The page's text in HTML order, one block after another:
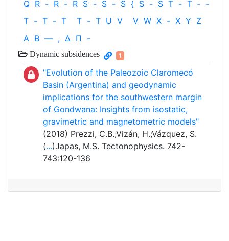
Q R - R - R S - S - S { S - S T - T ‐ -
T - T - T T - T U V V W X - X Y Z
Α Β — , Δ Π -
Dynamic subsidences 1
"Evolution of the Paleozoic Claromecó
Basin (Argentina) and geodynamic
implications for the southwestern margin
of Gondwana: Insights from isostatic,
gravimetric and magnetometric models"
(2018) Prezzi, C.B.;Vizán, H.;Vázquez, S.
(...)Japas, M.S. Tectonophysics. 742-
743:120-136